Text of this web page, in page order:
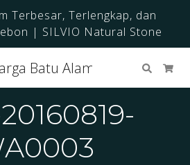
Terbesar, Terlengkap, dan
| SILVIO Natural Stone
Cari